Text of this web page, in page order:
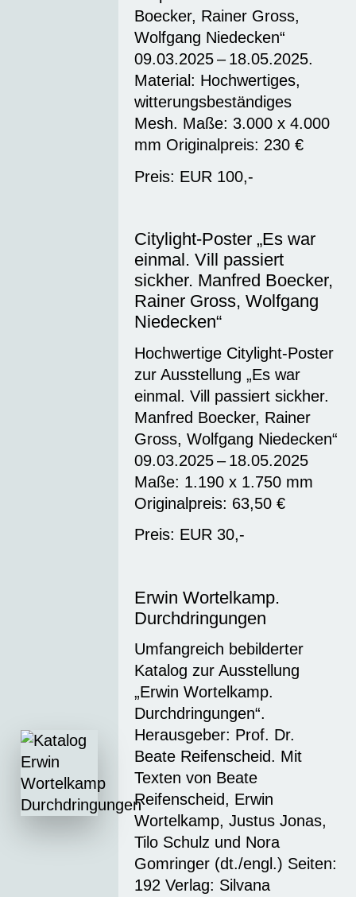
Boecker, Rainer Gross,
Wolfgang Niedecken“
09.03.2025 – 18.05.2025.
Material: Hochwertiges,
witterungsbeständiges
Mesh. Maße: 3.000 x 4.000
mm Originalpreis: 230 €
Preis: EUR 100,-
Citylight-Poster „Es war
einmal. Vill passiert
sickher. Manfred Boecker,
Rainer Gross, Wolfgang
Niedecken“
Hochwertige Citylight-Poster
zur Ausstellung „Es war
einmal. Vill passiert sickher.
Manfred Boecker, Rainer
Gross, Wolfgang Niedecken“
09.03.2025 – 18.05.2025
Maße: 1.190 x 1.750 mm
Originalpreis: 63,50 €
Preis: EUR 30,-
Erwin Wortelkamp.
Durchdringungen
Umfangreich bebilderter
Katalog zur Ausstellung
„Erwin Wortelkamp.
Durchdringungen“.
Herausgeber: Prof. Dr.
Beate Reifenscheid. Mit
Texten von Beate
Reifenscheid, Erwin
Wortelkamp, Justus Jonas,
Tilo Schulz und Nora
Gomringer (dt./engl.) Seiten:
192 Verlag: Silvana